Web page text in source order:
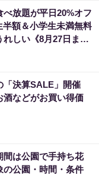
べ放題が平日20%オフ
半額＆小学生未満無料
しい《8月27日ま
「決算SALE」開催
酒などがお買い得価
間は公園で手持ち花
の公園・時間・条件